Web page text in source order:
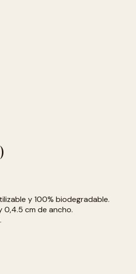
y 100% biodegradable.
0,4.5 cm de ancho.